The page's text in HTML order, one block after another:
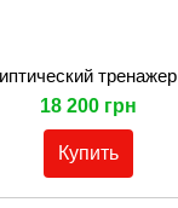
18 200 грн
Купить